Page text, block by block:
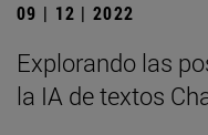
09 | 12 | 2022
Explorando las
la IA de textos